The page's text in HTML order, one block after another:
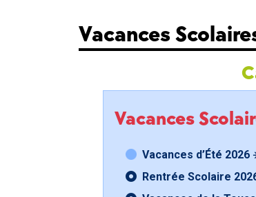
Vacances
Vacances
Vacances d’Été 2026
Rentrée Scolaire